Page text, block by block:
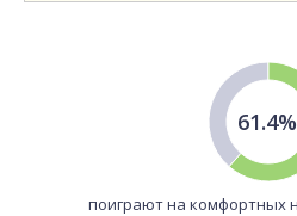
61.4%
поиграют на комфортных